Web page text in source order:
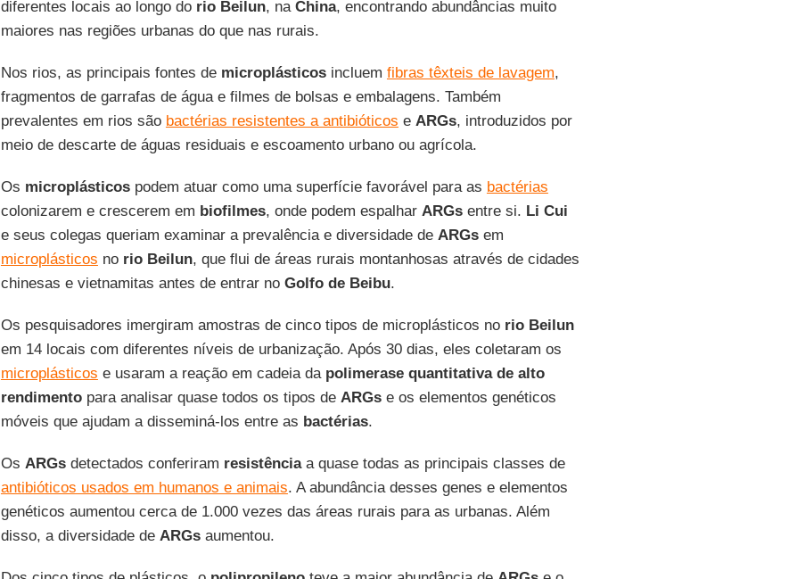
diferentes locais ao longo do rio Beilun, na China, encontrando abundâncias muito
maiores nas regiões urbanas do que nas rurais.
Nos rios, as principais fontes de microplásticosincluem fibras têxteis de lavagem,
fragmentos de garrafas de água e filmes de bolsas e embalagens. Também
prevalentes em rios são bactérias resistentes a antibióticos e ARGs, introduzidos por
meio de descarte de águas residuais e escoamento urbano ou agrícola.
Os microplásticospodem atuar como uma superfície favorável para as bactérias
colonizarem e crescerem em biofilmes, onde podem espalhar ARGsentre si. Li Cui
e seus colegas queriam examinar a prevalência e diversidade de ARGsem
microplásticos no rio Beilun, que flui de áreas rurais montanhosas através de cidades
chinesas e vietnamitas antes de entrar no Golfo de Beibu.
Os pesquisadores imergiram amostras de cinco tipos de microplásticos no rio Beilun
em 14 locais com diferentes níveis de urbanização. Após 30 dias, eles coletaram os
microplásticos e usaram a reação em cadeia da polimerase quantitativa de alto
rendimentopara analisar quase todos os tipos de ARGse os elementos genéticos
móveis que ajudam a disseminá-los entre as bactérias.
Os ARGsdetectados conferiram resistênciaa quase todas as principais classes de
antibióticos usados em humanos e animais. A abundância desses genes e elementos
genéticos aumentou cerca de 1.000 vezes das áreas rurais para as urbanas. Além
disso, a diversidade de ARGsaumentou.